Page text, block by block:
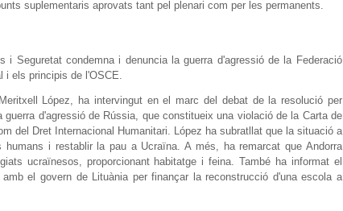
suplementaris aprovats tant pel plenari com per les permanents.
i Seguretat condemna i denuncia la guerra d'agressió de la Federació
els principis de l'OSCE.
López, ha intervingut en el marc del debat de la resolució per
d'agressió de Rússia, que constitueix una violació de la Carta de
del Dret Internacional Humanitari. López ha subratllat que la situació a
i restablir la pau a Ucraïna. A més, ha remarcat que Andorra
ucraïnesos, proporcionant habitatge i feina. També ha informat el
el govern de Lituània per finançar la reconstrucció d'una escola a